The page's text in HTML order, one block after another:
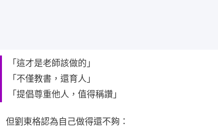
「這才是老師該做的」
「不僅教書，還育人」
「提倡尊重他人，值得稱讚」
但劉東格認為自己做得還不夠：